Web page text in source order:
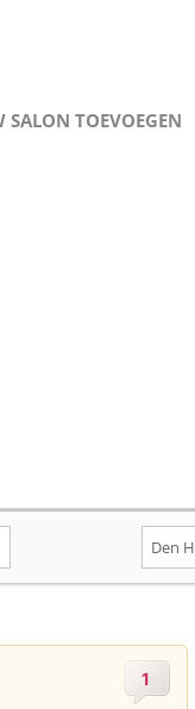
SALON TOEVOEGEN
1